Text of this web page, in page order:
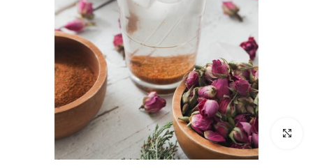
بزرگنمایی تصویر